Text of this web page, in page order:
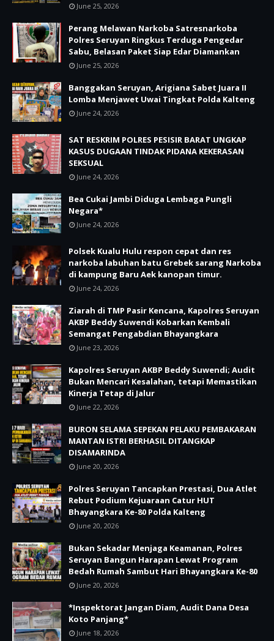
June 25, 2026
Perang Melawan Narkoba Satresnarkoba
Polres Seruyan Ringkus Terduga Pengedar
Sabu, Belasan Paket Siap Edar Diamankan
June 25, 2026
Banggakan Seruyan, Arigiana Sabet Juara II
Lomba Menjawet Uwai Tingkat Polda Kalteng
June 24, 2026
SAT RESKRIM POLRES PESISIR BARAT UNGKAP
KASUS DUGAAN TINDAK PIDANA KEKERASAN
SEKSUAL
June 24, 2026
Bea Cukai Jambi Diduga Lembaga Pungli
Negara*
June 24, 2026
Polsek Kualu Hulu respon cepat dan res
narkoba labuhan batu Grebek sarang Narkoba
di kampung Baru Aek kanopan timur.
June 24, 2026
Ziarah di TMP Pasir Kencana, Kapolres Seruyan
AKBP Beddy Suwendi Kobarkan Kembali
Semangat Pengabdian Bhayangkara
June 23, 2026
Kapolres Seruyan AKBP Beddy Suwendi; Audit
Bukan Mencari Kesalahan, tetapi Memastikan
Kinerja Tetap di Jalur
June 22, 2026
BURON SELAMA SEPEKAN PELAKU PEMBAKARAN
MANTAN ISTRI BERHASIL DITANGKAP
DISAMARINDA
June 20, 2026
Polres Seruyan Tancapkan Prestasi, Dua Atlet
Rebut Podium Kejuaraan Catur HUT
Bhayangkara Ke-80 Polda Kalteng
June 20, 2026
Bukan Sekadar Menjaga Keamanan, Polres
Seruyan Bangun Harapan Lewat Program
Bedah Rumah Sambut Hari Bhayangkara Ke-80
June 20, 2026
*Inspektorat Jangan Diam, Audit Dana Desa
Koto Panjang*
June 18, 2026